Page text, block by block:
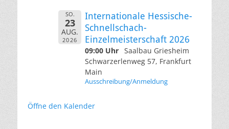
SO.
23
AUG.
2026
Internationale Hessische-
Schnellschach-
Einzelmeisterschaft 2026
09:00 Uhr Saalbau Griesheim
Schwarzerlenweg 57, Frankfurt
Main
Ausschreibung/Anmeldung
Öffne den Kalender